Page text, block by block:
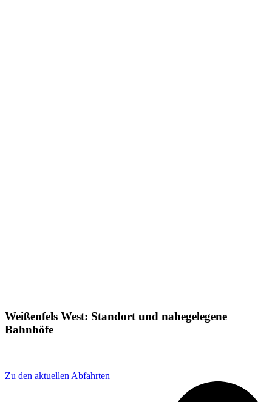
Weißenfels West: Standort und nahegelegene
Bahnhöfe
Zu den aktuellen Abfahrten